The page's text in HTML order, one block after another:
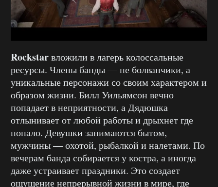
Rockstarвложили в лагерь колоссальные
ресурсы. Члены банды — не болванчики, а
уникальные персонажи со своим характером и
образом жизни. Билл Уильямсон вечно
попадает в неприятности, а Дядюшка
отлынивает от любой работы и дрыхнет где
попало. Девушки занимаются бытом,
мужчины — охотой, рыбалкой и налетами. По
вечерам банда собирается у костра, а иногда
даже устраивает праздники. Это создает
ощущение непрерывной жизни в мире, где